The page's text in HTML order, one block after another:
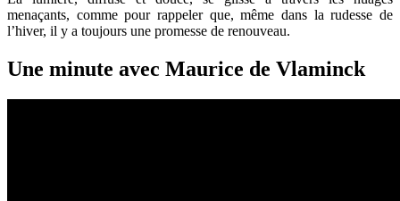
menaçants, comme pour rappeler que, même dans la rudesse de
l’hiver, il y a toujours une promesse de renouveau.
Une minute avec Maurice de Vlaminck